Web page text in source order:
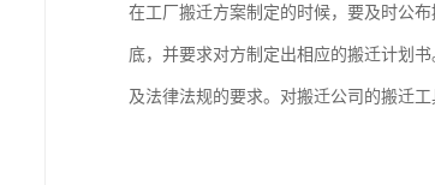
在工厂搬迁方案制定的时候，要及时公
底，并要求对方制定出相应的搬迁计划
及法律法规的要求。对搬迁公司的搬迁